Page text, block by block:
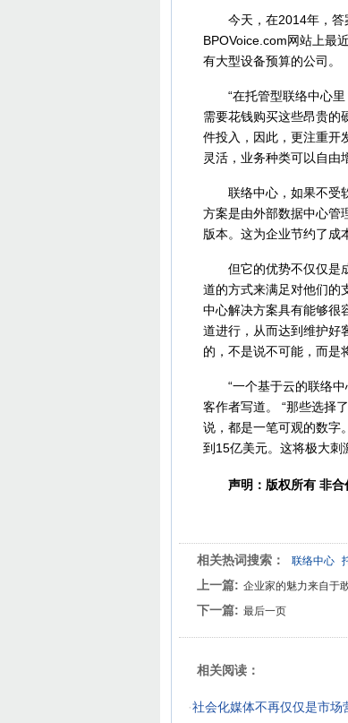
今天，在2014年，答
BPOVoice.com网站上最
有大型设备预算的公司。
“在托管型联络中心里
需要花钱购买这些昂贵的
件投入，因此，更注重开
灵活，业务种类可以自由
联络中心，如果不受软
方案是由外部数据中心管
版本。这为企业节约了成
但它的优势不仅仅是成
道的方式来满足对他们的
中心解决方案具有能够很
道进行，从而达到维护好
的，不是说不可能，而是
“一个基于云的联络中
客作者写道。 “那些选择
说，都是一笔可观的数字
到15亿美元。这将极大刺
声明：版权所有 非
相关热词搜索： 联络中心
上一篇: 企业家的魅力来自于
下一篇: 最后一页
相关阅读：
·社会化媒体不再仅仅是市场